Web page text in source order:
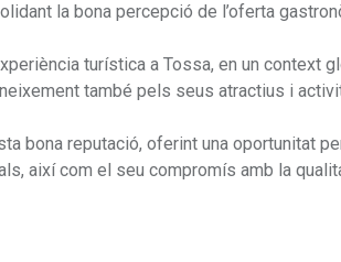
la bona percepció de l’oferta
turística a Tossa, en un context
també pels seus atractius i
bona reputació, oferint una oportunitat
així com el seu compromís amb la